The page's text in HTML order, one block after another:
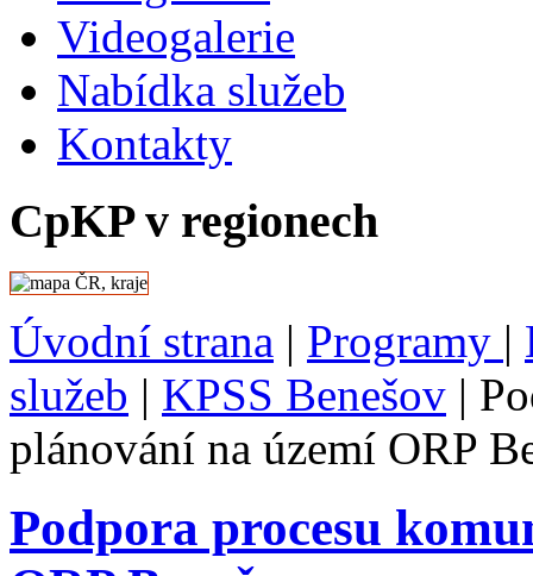
Videogalerie
Nabídka služeb
Kontakty
CpKP v regionech
Úvodní strana | Programy |
služeb | KPSS Benešov |
plánování na území ORP
Podpora procesu